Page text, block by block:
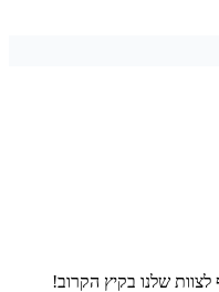
שלנו בקיץ הקרוב!